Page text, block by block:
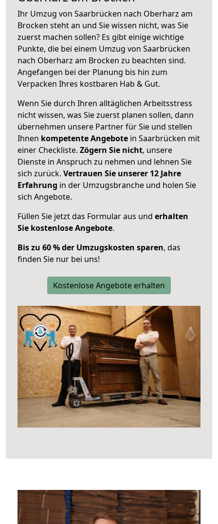
Ihr Umzug von Saarbrücken nach Oberharz am
Brocken steht an und Sie wissen nicht, was Sie
zuerst machen sollen? Es gibt einige wichtige
Punkte, die bei einem Umzug von Saarbrücken
nach Oberharz am Brocken zu beachten sind.
Angefangen bei der Planung bis hin zum
Verpacken Ihres kostbaren Hab & Gut.
Wenn Sie durch Ihren alltäglichen Arbeitsstress
nicht wissen, was Sie zuerst planen sollen, dann
übernehmen unsere Partner für Sie und stellen
Ihnen kompetente Angebote in Saarbrücken mit
einer Checkliste. Zögern Sie nicht, unsere
Dienste in Anspruch zu nehmen und lehnen Sie
sich zurück. Vertrauen Sie unserer 12 Jahre
Erfahrung in der Umzugsbranche und holen Sie
sich Angebote.
Füllen Sie jetzt das Formular aus und erhalten
Sie kostenlose Angebote.
Bis zu 60 % der Umzugskosten sparen, das
finden Sie nur bei uns!
Kostenlose Angebote erhalten